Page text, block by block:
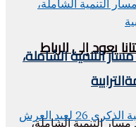
يعود إلى الرباط
التنمية الشاملة،